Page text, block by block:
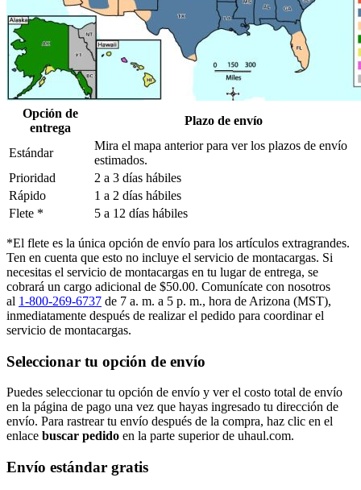
Opción de
entrega
Plazo de envío
Estándar
Mira el mapa anterior para ver los plazos de envío
estimados.
Prioridad
2 a 3 días hábiles
Rápido
1 a 2 días hábiles
Flete *
5 a 12 días hábiles
*El flete es la única opción de envío para los artículos extragrandes.
Ten en cuenta que esto no incluye el servicio de montacargas. Si
necesitas el servicio de montacargas en tu lugar de entrega, se
cobrará un cargo adicional de $50.00. Comunícate con nosotros
al 1-800-269-6737 de 7 a. m. a 5 p. m., hora de Arizona (MST),
inmediatamente después de realizar el pedido para coordinar el
servicio de montacargas.
Seleccionar tu opción de envío
Puedes seleccionar tu opción de envío y ver el costo total de envío
en la página de pago una vez que hayas ingresado tu dirección de
envío. Para rastrear tu envío después de la compra, haz clic en el
enlace buscar pedido​​​​​​​ en la parte superior de uhaul.com.
Envío estándar gratis